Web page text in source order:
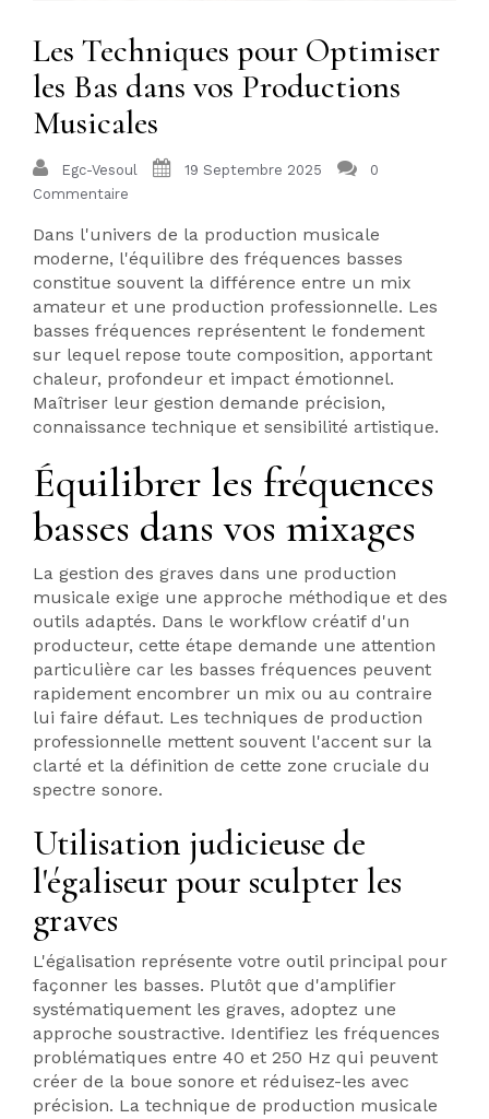
Les Techniques pour Optimiser
les Bas dans vos Productions
Musicales
Egc-Vesoul 19 Septembre 2025
0
Commentaire
Dans l'univers de la production musicale
moderne, l'équilibre des fréquences basses
constitue souvent la différence entre un mix
amateur et une production professionnelle. Les
basses fréquences représentent le fondement
sur lequel repose toute composition, apportant
chaleur, profondeur et impact émotionnel.
Maîtriser leur gestion demande précision,
connaissance technique et sensibilité artistique.
Équilibrer les fréquences
basses dans vos mixages
La gestion des graves dans une production
musicale exige une approche méthodique et des
outils adaptés. Dans le workflow créatif d'un
producteur, cette étape demande une attention
particulière car les basses fréquences peuvent
rapidement encombrer un mix ou au contraire
lui faire défaut. Les techniques de production
professionnelle mettent souvent l'accent sur la
clarté et la définition de cette zone cruciale du
spectre sonore.
Utilisation judicieuse de
l'égaliseur pour sculpter les
graves
L'égalisation représente votre outil principal pour
façonner les basses. Plutôt que d'amplifier
systématiquement les graves, adoptez une
approche soustractive. Identifiez les fréquences
problématiques entre 40 et 250 Hz qui peuvent
créer de la boue sonore et réduisez-les avec
précision. La technique de production musicale